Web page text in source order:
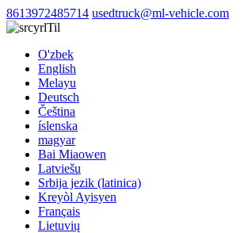
8613972485714 usedtruck@ml-vehicle.com
Til
O'zbek
English
Melayu
Deutsch
Čeština
íslenska
magyar
Bai Miaowen
Latviešu
Srbija jezik (latinica)
Kreyòl Ayisyen
Français
Lietuvių